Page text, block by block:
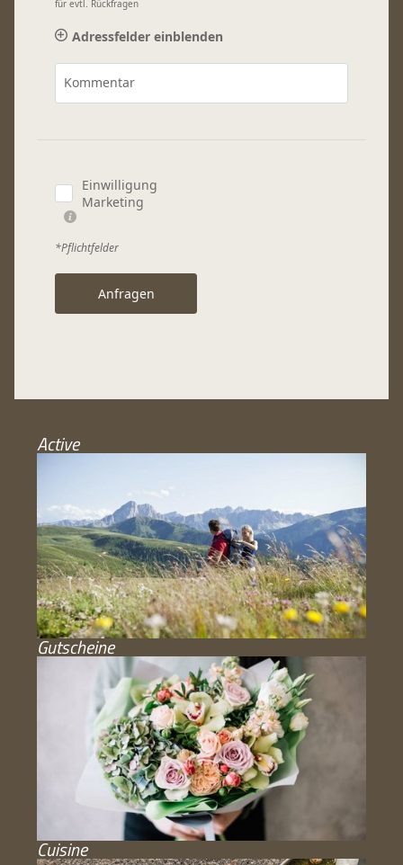
für evtl. Rückfragen
Adressfelder einblenden
Kommentar
Einwilligung
Marketing
*Pflichtfelder
Anfragen
Active
Gutscheine
Cuisine